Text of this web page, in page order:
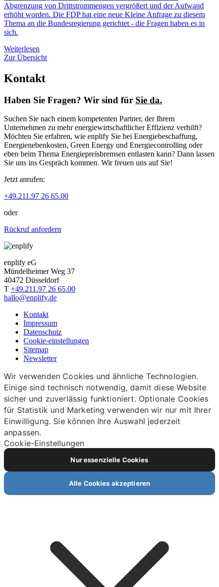
Abgrenzung von Drittstrommengen vergrößert und der Aufwand
erhöht worden. Die FDP hat eine neue Kleine Anfrage zu diesem
Thema an die Bundesregierung gerichtet - die Fragen haben es in
sich.
Weiterlesen
Zur Übersicht
Kontakt
Haben Sie Fragen? Wir sind für Sie da.
Suchen Sie nach einem kompetenten Partner, der Ihrem
Unternehmen zu mehr energiewirtschaftlicher Effizienz verhilft?
Möchten Sie erfahren, wie enplify Sie bei Energiebeschaffung,
Energienebenkosten, Green Energy und Energiecontrolling oder
eben beim Thema Energiepreisbremsen entlasten kann? Dann lassen
Sie uns ins Gespräch kommen. Wir freuen uns auf Sie!
Jetzt anrufen:
+49.211.97 26 65.00
oder
Rückruf anfordern
enplify eG
Mündelheimer Weg 37
40472 Düsseldorf
T +49.211.97 26 65.00
hallo@enplify.de
Kontakt
Impressum
Datenschutz
Cookie-einstellungen
Sitemap
Newsletter
Wir verwenden Cookies und ähnliche Technologien.
Einige sind technisch notwendig, damit diese Website
sicher und zuverlässig funktioniert. Optionale Cookies
für Statistik und Marketing verwenden wir nur mit Ihrer
Einwilligung. Sie können Ihre Auswahl jederzeit
anpassen.
Cookie-Einstellungen
Nur essenzielle Cookies
Alle Cookies akzeptieren